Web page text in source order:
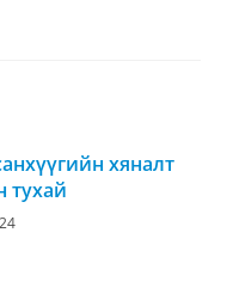
хяналт
тухай